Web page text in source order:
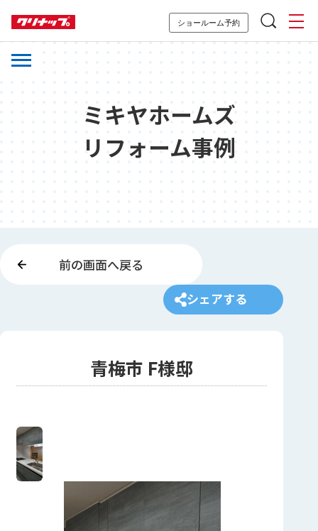
ショールーム予約
ミキヤホームズ
リフォーム事例
前の画面へ戻る
シェアする
青梅市 F様邸